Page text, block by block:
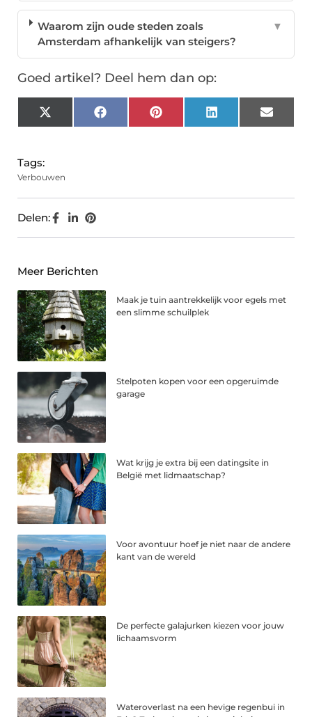
Waarom zijn oude steden zoals
Amsterdam afhankelijk van steigers?
▼
Goed artikel? Deel hem dan op:
X
(Twitter)
FacebookPinterest LinkedIn Email
Tags:
Verbouwen
Delen:
Meer Berichten
Maak je tuin aantrekkelijk voor egels met
een slimme schuilplek
Stelpoten kopen voor een opgeruimde
garage
Wat krijg je extra bij een datingsite in
België met lidmaatschap?
Voor avontuur hoef je niet naar de andere
kant van de wereld
De perfecte galajurken kiezen voor jouw
lichaamsvorm
Wateroverlast na een hevige regenbui in